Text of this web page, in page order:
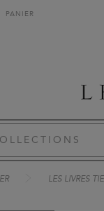
PANIER
LES LIVRES